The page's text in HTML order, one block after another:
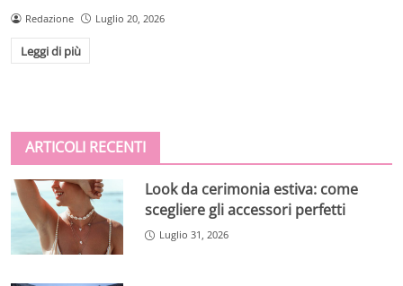
Redazione Luglio 20, 2026
Leggi di più
ARTICOLI RECENTI
Look da cerimonia estiva: come
scegliere gli accessori perfetti
Luglio 31, 2026